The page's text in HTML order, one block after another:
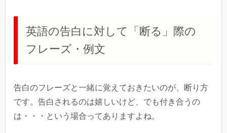
英語の告白に対して「断る」際の
フレーズ・例文
告白のフレーズと一緒に覚えておきたいのが、断り方
です。告白されるのは嬉しいけど、でも付き合うの
は・・・という場合ってありますよね。